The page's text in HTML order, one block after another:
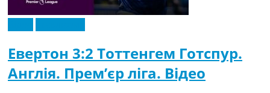
Евертон 3:2 Тоттенгем Готспур.
Англія. Прем’єр ліга. Відео